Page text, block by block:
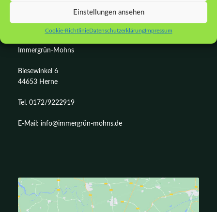
Einstellungen ansehen
Cookie-RichtlinieDatenschutzerklärungImpressum
KONTAKT
Immergrün-Mohns
Biesewinkel 6
44653 Herne
Tel. 0172/9222919
E-Mail: info@immergrün-mohns.de